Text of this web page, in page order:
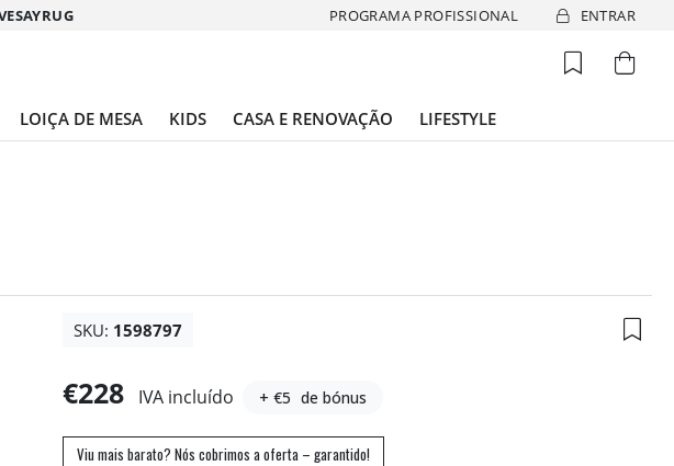
PROGRAMA PROFISSIONAL ENTRAR
LOIÇA DE MESA KIDS CASA E RENOVAÇÃO LIFESTYLE
SKU: 1598797
€228 IVA incluído + €5 de bónus
Viu mais barato? Nós cobrimos a oferta – garantido!